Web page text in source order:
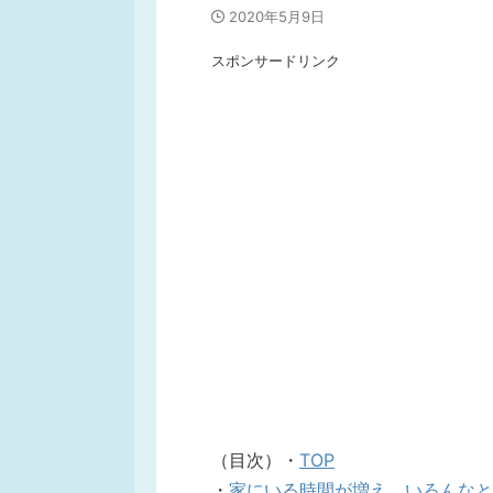
2020年5月9日
スポンサードリンク
（目次）・ TOP